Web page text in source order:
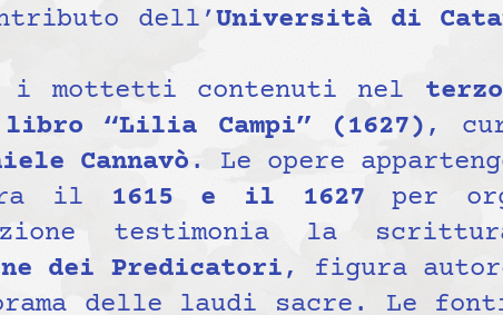
dell’Università di
i mottetti contenuti nel
“Lilia Campi” (1627) ,
Cannavò . Le opere
tra il 1615 e il 1627 per
testimonia la
dei Predicatori, figura
delle laudi sacre. Le